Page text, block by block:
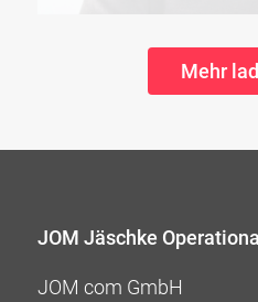
Mehr
JOM Jäschke
JOM com GmbH